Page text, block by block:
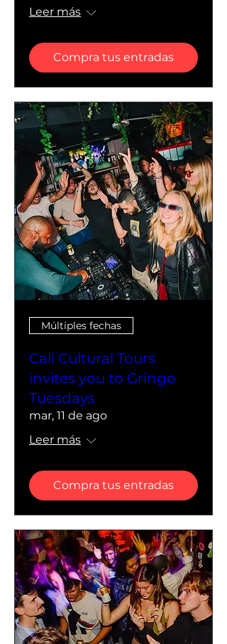
Leer más
Compra tus entradas
Múltiples fechas
Cali Cultural Tours
invites you to Gringo
Tuesdays
mar, 11 de ago
Leer más
Compra tus entradas